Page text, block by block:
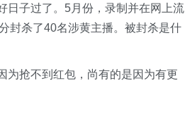
日子过了。5月份，录制并在网上流
封杀了40名涉黄主播。被封杀是什
为抢不到红包，尚有的是因为有更